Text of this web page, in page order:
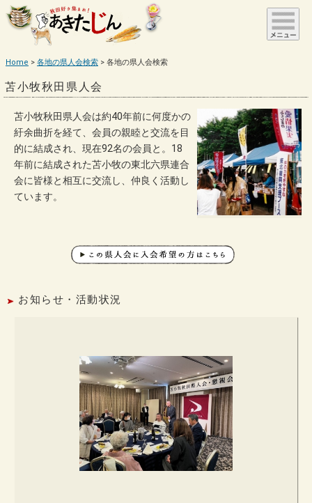
Home 各地の県人会検索 各地の県人会検索
苫小牧秋田県人会
苫小牧秋田県人会は約40年前に何度かの
紆余曲折を経て、会員の親睦と交流を目
的に結成され、現在92名の会員と。18
年前に結成された苫小牧の東北六県連合
会に皆様と相互に交流し、仲良く活動し
ています。
お知らせ・活動状況